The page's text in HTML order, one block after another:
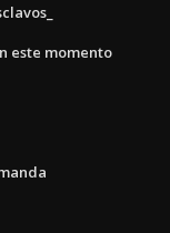
este momento